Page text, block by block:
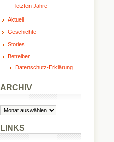
letzten Jahre
Aktuell
Geschichte
Stories
Betreiber
Datenschutz-Erklärung
ARCHIV
Archiv
LINKS